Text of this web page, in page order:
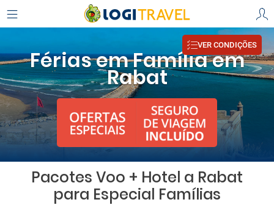
Férias em Família em
Rabat
VER CONDIÇÕES
Pacotes Voo + Hotel a Rabat
para Especial Famílias